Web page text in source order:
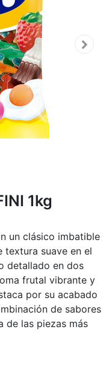
1kg
un clásico imbatible
suave en el
detallado en dos
frutal vibrante y
por su acabado
de sabores
de las piezas más